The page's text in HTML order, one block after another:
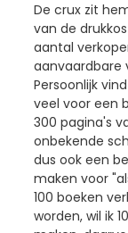
De crux zit
van de
aantal
aanvaardbare
Persoonlijk
veel voor een
300 pagina's
onbekende
dus ook een
maken voor
100 boeken
worden, wil ik